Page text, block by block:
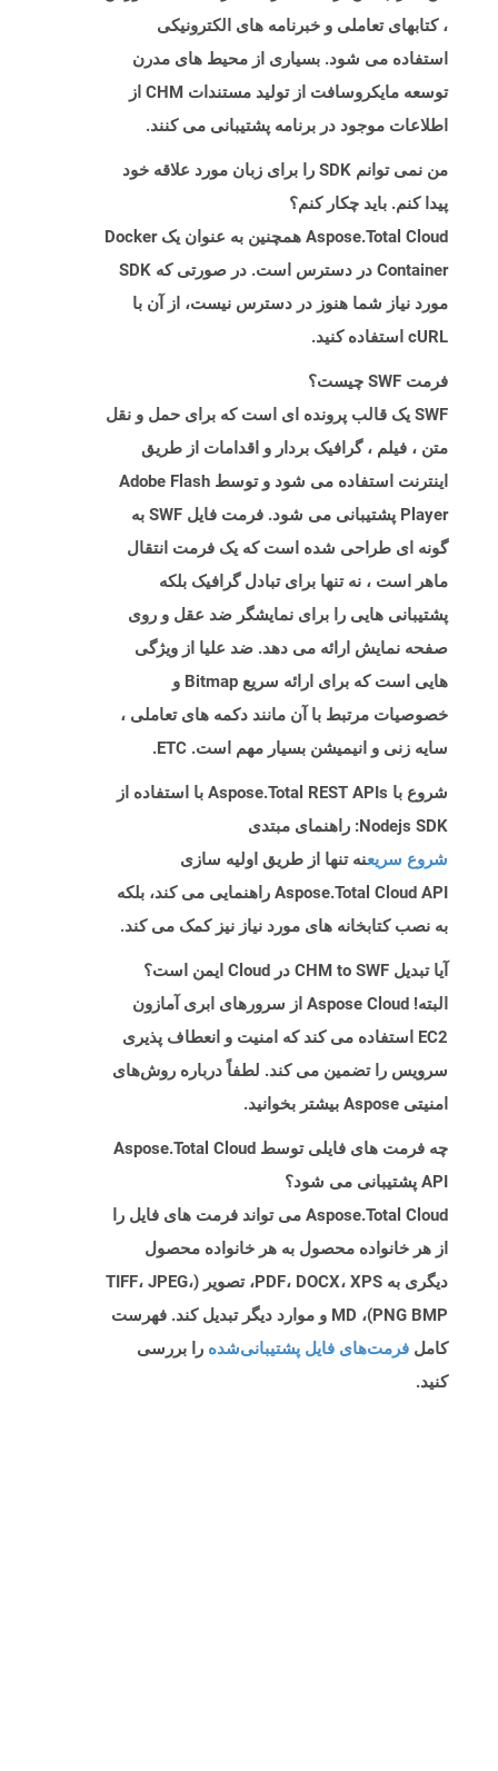
، کتابهای تعاملی و خبرنامه های الکترونیکی
استفاده می شود. بسیاری از محیط های مدرن
توسعه مایکروسافت از تولید مستندات CHM از
اطلاعات موجود در برنامه پشتیبانی می کنند.
من نمی توانم SDK را برای زبان مورد علاقه خود
پیدا کنم. باید چکار کنم؟
Aspose.Total Cloud همچنین به عنوان یک Docker
Container در دسترس است. در صورتی که SDK
مورد نیاز شما هنوز در دسترس نیست، از آن با
cURL استفاده کنید.
فرمت SWF چیست؟
SWF یک قالب پرونده ای است که برای حمل و نقل
متن ، فیلم ، گرافیک بردار و اقدامات از طریق
اینترنت استفاده می شود و توسط Adobe Flash
Player پشتیبانی می شود. فرمت فایل SWF به
گونه ای طراحی شده است که یک فرمت انتقال
ماهر است ، نه تنها برای تبادل گرافیک بلکه
پشتیبانی هایی را برای نمایشگر ضد عقل و روی
صفحه نمایش ارائه می دهد. ضد علیا از ویژگی
هایی است که برای ارائه سریع Bitmap و
خصوصیات مرتبط با آن مانند دکمه های تعاملی ،
سایه زنی و انیمیشن بسیار مهم است. ETC.
شروع با Aspose.Total REST APIs با استفاده از
Nodejs SDK: راهنمای مبتدی
شروع سریعنه تنها از طریق اولیه سازی
Aspose.Total Cloud API راهنمایی می کند، بلکه
به نصب کتابخانه های مورد نیاز نیز کمک می کند.
آیا تبدیل CHM to SWF در Cloud ایمن است؟
البته! Aspose Cloud از سرورهای ابری آمازون
EC2 استفاده می کند که امنیت و انعطاف پذیری
سرویس را تضمین می کند. لطفاً درباره روش‌های
امنیتی Aspose بیشتر بخوانید.
چه فرمت های فایلی توسط Aspose.Total Cloud
API پشتیبانی می شود؟
Aspose.Total Cloud می تواند فرمت های فایل را
از هر خانواده محصول به هر خانواده محصول
دیگری به PDF، DOCX، XPS، تصویر (TIFF، JPEG،
PNG BMP)، MD و موارد دیگر تبدیل کند. فهرست
کامل فرمت‌های فایل پشتیبانی‌شده را بررسی
کنید.